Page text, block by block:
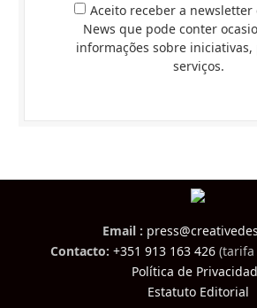
Aceito receber a newsletter
News que pode conter
informações sobre
serviços.
Email :
Contacto: +351 913 163 426(tarifa
Política de
Estatuto Editorial